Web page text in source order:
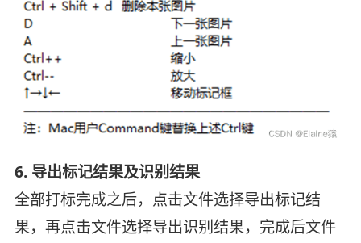
6. 导出标记结果及识别结果
全部打标完成之后，点击文件选择导出标记结
果，再点击文件选择导出识别结果，完成后文件